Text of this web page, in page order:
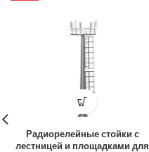
Радиорелейные стойки с
лестницей и площадками для